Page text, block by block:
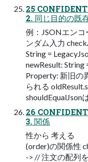
25
2. 同じ目的の
例：JSONエン
ンダム入力
String =
newResult: String
Property: 新旧の
られる
shouldEqualJson
26
3. 関係
性から 考える
(order)の関係性
-> // 注文の配列